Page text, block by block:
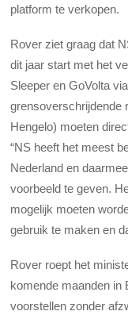
platform te verkopen.
Rover ziet graag dat
dit jaar start met het
Sleeper en GoVolta
grensoverschrijdende
Hengelo) moeten
“NS heeft het meest
Nederland en
voorbeeld te geven.
mogelijk moeten
gebruik te maken en
Rover roept het
komende maanden in
voorstellen zonder